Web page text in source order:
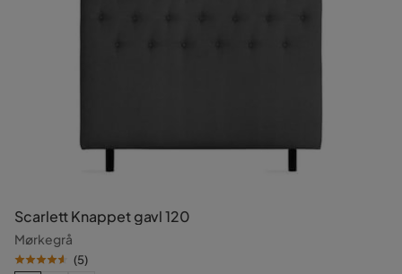
Scarlett Knappet gavl 120
Mørkegrå
(5)